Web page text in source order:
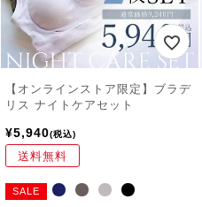
【オンラインストア限定】ブラデ
リス ナイトケアセット
¥5,940 税込
送料無料
SALE